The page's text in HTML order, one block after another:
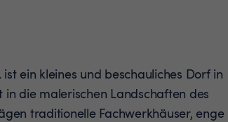
ein kleines und beschauliches Dorf in
in die malerischen Landschaften des
traditionelle Fachwerkhäuser, enge